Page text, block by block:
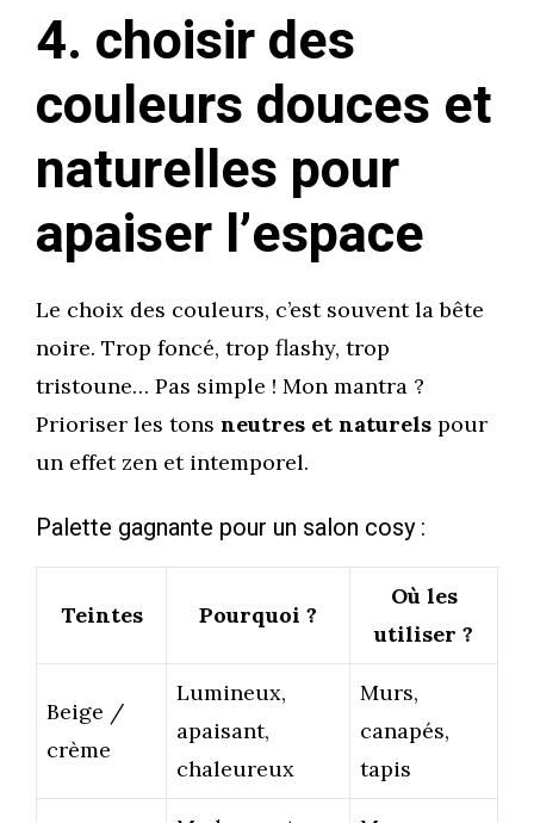
4. choisir des
couleurs douces et
naturelles pour
apaiser l’espace
Le choix des couleurs, c’est souvent la bête
noire. Trop foncé, trop flashy, trop
tristoune… Pas simple ! Mon mantra ?
Prioriser les tons neutres et naturels pour
un effet zen et intemporel.
Palette gagnante pour un salon cosy :
Teintes Pourquoi ?
Où les
utiliser ?
Beige /
crème
Lumineux,
apaisant,
chaleureux
Murs,
canapés,
tapis